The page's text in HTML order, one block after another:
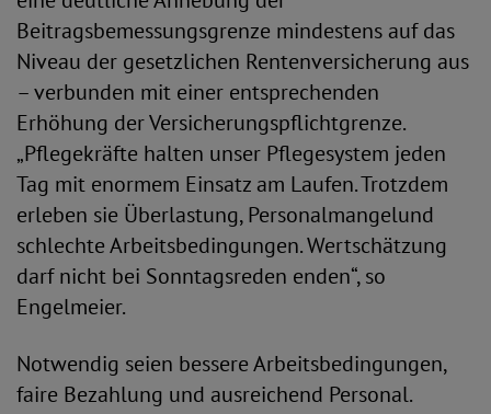
Beitragsbemessungsgrenze mindestens auf das
Niveau der gesetzlichen Rentenversicherung aus
– verbunden mit einer entsprechenden
Erhöhung der Versicherungspflichtgrenze.
„Pflegekräfte halten unser Pflegesystem jeden
Tag mit enormem Einsatz am Laufen. Trotzdem
erleben sie Überlastung, Personalmangelund
schlechte Arbeitsbedingungen. Wertschätzung
darf nicht bei Sonntagsreden enden“, so
Engelmeier.
Notwendig seien bessere Arbeitsbedingungen,
faire Bezahlung und ausreichend Personal.